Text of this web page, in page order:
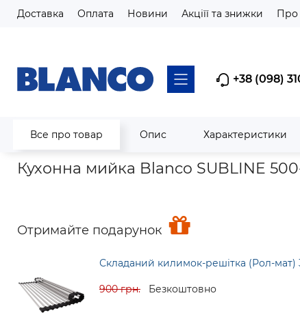
Доставка Оплата Новини Акціїї та знижки Про
+38 (098)
Все про товар Опис Характеристики
Головна Мийки кухонні Гранітні мийки з silgranit та
Кухонна мийка Blanco SUBLINE
Отримайте подарунок
Складаний килимок-решітка (Рол-мат)
900 грн. Безкоштовно